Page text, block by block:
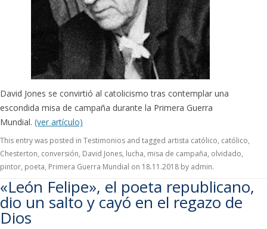
David Jones se convirtió al catolicismo tras contemplar una
escondida misa de campaña durante la Primera Guerra
Mundial. (ver artículo)
This entry was posted in Testimonios and tagged artista católico, católico,
Chesterton, conversión, David Jones, lucha, misa de campaña, olvidado,
pintor, poeta, Primera Guerra Mundial on 18.11.2018 by admin.
«León Felipe», el poeta republicano,
dio un salto y cayó en el regazo de
Dios